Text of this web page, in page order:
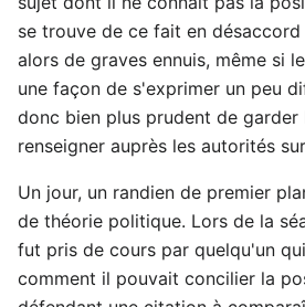
se trouve de ce fait en
alors de graves ennuis, même si
une façon de s'exprimer un peu
donc bien plus prudent de garder
renseigner auprès les autorités
Un jour, un randien de premier
de théorie politique. Lors de la
fut pris de cours par quelqu'un
comment il pouvait concilier la